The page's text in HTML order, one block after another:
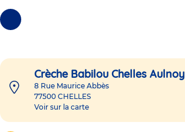
Photos
précédentes
Crèche Babilou Chelles Aulnoy
8 Rue Maurice Abbès
77500 CHELLES
Voir sur la carte